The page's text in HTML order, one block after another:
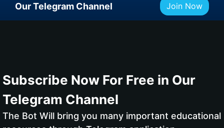
Our Telegram Channel Join Now
Subscribe Now For Free in Our
Telegram Channel
The Bot Will bring you many important educational